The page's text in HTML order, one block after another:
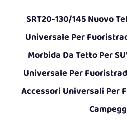
SRT20-130/145 Nuovo
Universale Per
Morbida Da Tetto Per
Universale Per
Accessori Universali Per